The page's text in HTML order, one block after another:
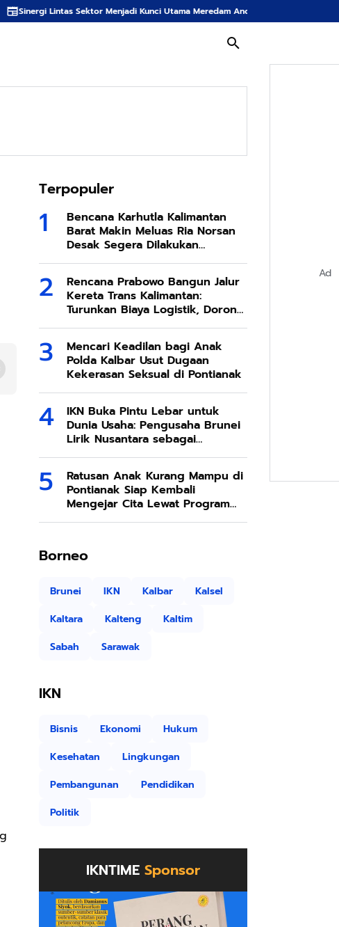
Menjadi Kunci Utama Meredam Ancaman Kebakaran Hutan di Bumi Tambun
Terpopuler
Bencana Karhutla Kalimantan
Barat Makin Meluas Ria Norsan
Desak Segera Dilakukan
Modifikasi Cuaca
Rencana Prabowo Bangun Jalur
Kereta Trans Kalimantan:
Turunkan Biaya Logistik, Dorong
Ekonomi SDA Melimpah
Mencari Keadilan bagi Anak
Polda Kalbar Usut Dugaan
Kekerasan Seksual di Pontianak
IKN Buka Pintu Lebar untuk
Dunia Usaha: Pengusaha Brunei
Lirik Nusantara sebagai
Destinasi Investasi Masa Depan
Ratusan Anak Kurang Mampu di
Pontianak Siap Kembali
Mengejar Cita Lewat Program
Sekolah Rakyat
Borneo
Brunei IKN Kalbar
Kalsel
Kaltara
Kalteng
Kaltim
Sabah
Sarawak
IKN
Bisnis Ekonomi
Hukum
Kesehatan
Lingkungan
Pembangunan
Pendidikan
Politik
IKNTIME Sponsor
Ad